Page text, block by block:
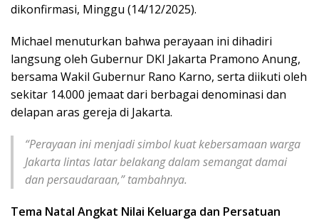
dikonfirmasi, Minggu (14/12/2025).
Michael menuturkan bahwa perayaan ini dihadiri
langsung oleh Gubernur DKI Jakarta Pramono Anung,
bersama Wakil Gubernur Rano Karno, serta diikuti oleh
sekitar 14.000 jemaat dari berbagai denominasi dan
delapan aras gereja di Jakarta.
“Perayaan ini menjadi simbol kuat kebersamaan warga
Jakarta lintas latar belakang dalam semangat damai
dan persaudaraan,” tambahnya.
Tema Natal Angkat Nilai Keluarga dan Persatuan